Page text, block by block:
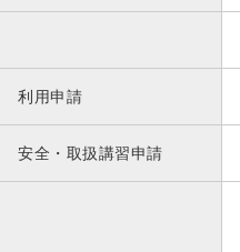
利用申請
安全・取扱講習申請